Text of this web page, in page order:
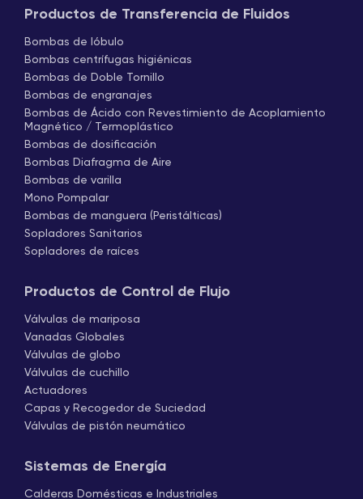
Productos de Transferencia de Fluidos
Bombas de lóbulo
Bombas centrífugas higiénicas
Bombas de Doble Tornillo
Bombas de engranajes
Bombas de Ácido con Revestimiento de Acoplamiento
Magnético / Termoplástico
Bombas de dosificación
Bombas Diafragma de Aire
Bombas de varilla
Mono Pompalar
Bombas de manguera (Peristálticas)
Sopladores Sanitarios
Sopladores de raíces
Productos de Control de Flujo
Válvulas de mariposa
Vanadas Globales
Válvulas de globo
Válvulas de cuchillo
Actuadores
Capas y Recogedor de Suciedad
Válvulas de pistón neumático
Sistemas de Energía
Calderas Domésticas e Industriales